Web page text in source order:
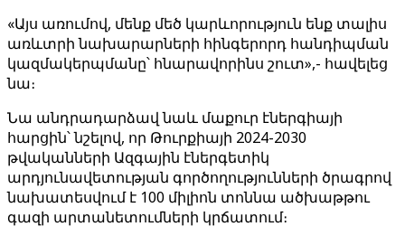
«Այս առումով, մենք մեծ կարևորություն ենք տալիս
առևտրի նախարարների հինգերորդ հանդիպման
կազմակերպմանը՝ հնարավորինս շուտ»,- հավելեց
նա։
Նա անդրադարձավ նաև մաքուր էներգիայի
հարցին՝ նշելով, որ Թուրքիայի 2024-2030
թվականների Ազգային էներգետիկ
արդյունավետության գործողությունների ծրագրով
նախատեսվում է 100 միլիոն տոննա ածխաթթու
գազի արտանետումների կրճատում։